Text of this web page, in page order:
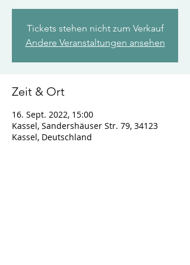
Tickets stehen nicht zum Verkauf
Andere Veranstaltungen ansehen
Zeit & Ort
16. Sept. 2022, 15:00
Kassel, Sandershäuser Str. 79, 34123
Kassel, Deutschland